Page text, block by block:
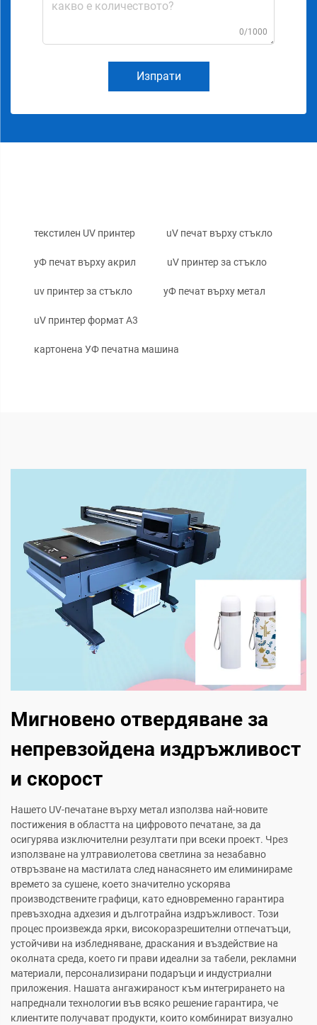
0/1000
Изпрати
текстилен UV принтер uV печат върху стъкло
уФ печат върху акрил uV принтер за стъкло
uv принтер за стъкло уФ печат върху метал
uV принтер формат А3
картонена УФ печатна машина
Мигновено отвердяване за
непревзойдена издръжливост
и скорост
Нашето UV-печатане върху метал използва най-новите
постижения в областта на цифровото печатане, за да
осигурява изключителни резултати при всеки проект. Чрез
използване на ултравиолетова светлина за незабавно
отвръзване на мастилата след нанасянето им елиминираме
времето за сушене, което значително ускорява
производствените графици, като едновременно гарантира
превъзходна адхезия и дълготрайна издръжливост. Този
процес произвежда ярки, високоразрешителни отпечатъци,
устойчиви на избледняване, драскания и въздействие на
околната среда, което ги прави идеални за табели, рекламни
материали, персонализирани подаръци и индустриални
приложения. Нашата ангажираност към интегрирането на
напреднали технологии във всяко решение гарантира, че
клиентите получават продукти, които комбинират визуално